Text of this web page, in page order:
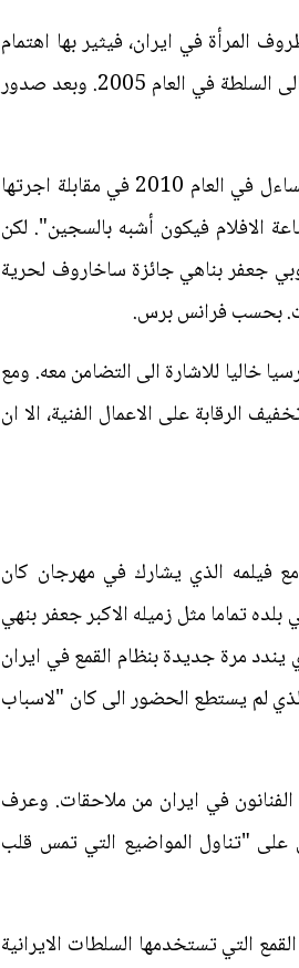
المرأة في ايران، فيثير بها اهتمام
الخارج وسخط السلطات في الداخل التي يتهمها بتشديد الرقابة على السينما منذ وصول احمدي نجاد الى السلطة في العام 2005. وبعد صدور
وقال اثناء محاكمته "ان محاكمتنا هي محاكمة للسينما الملتزمة والانسانية والاجتماعية في ايران". وتساءل في العام 2010 في مقابلة اجرتها
الافلام فيكون أشبه بالسجين". لكن
ما يجري". وفي العام 2012، منح الاتحاد الاوروبي جعفر بناهي جائزة ساخاروف لحرية
بحسب فرانس برس.
خاليا للاشارة الى التضامن معه. ومع
الذي وصل الى الرئاسة في انتخابات العام 2013 يرفع شعار تخفيف الرقابة على الاعمال الفنية، الا ان
فيلمه الذي يشارك في مهرجان كان
تماما مثل زميله الاكبر جعفر بنهي
مرة جديدة بنظام القمع في ايران
لم يستطع الحضور الى كان "لاسباب
في ايران من ملاحقات. وعرف
"تناول المواضيع التي تمس قلب
التي تستخدمها السلطات الايرانية